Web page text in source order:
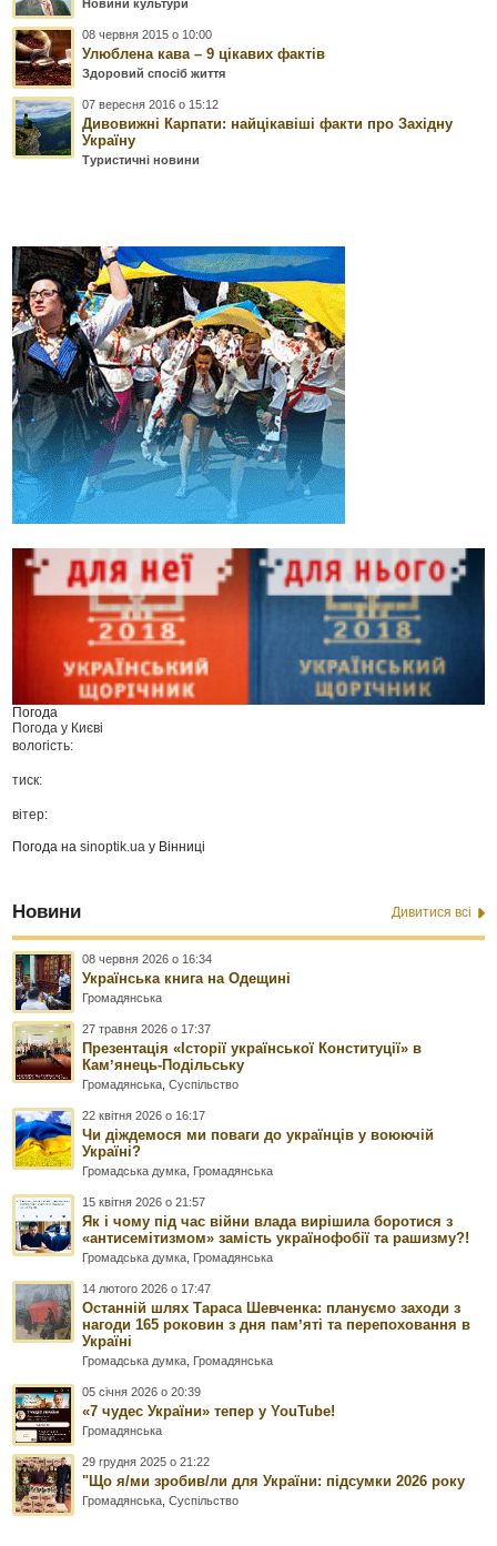
Новини культури
08 червня 2015 о 10:00
Улюблена кава – 9 цікавих фактів
Здоровий спосіб життя
07 вересня 2016 о 15:12
Дивовижні Карпати: найцікавіші факти про Західну
Україну
Туристичні новини
Погода
Погода у Києві
вологість:
тиск:
вітер:
Погода наsinoptik.ua у Вінниці
Новини Дивитися всі
08 червня 2026 о 16:34
Українська книга на Одещині
Громадянська
27 травня 2026 о 17:37
Презентація «Історії української Конституції» в
Камʼянець-Подільську
Громадянська ,Суспільство
22 квітня 2026 о 16:17
Чи діждемося ми поваги до українців у воюючій
Україні?
Громадська думка Громадянська
15 квітня 2026 о 21:57
Як і чому під час війни влада вирішила боротися з
«антисемітизмом» замість українофобії та рашизму?!
Громадська думка Громадянська
14 лютого 2026 о 17:47
Останній шлях Тараса Шевченка: плануємо заходи з
нагоди 165 роковин з дня памʼяті та перепоховання в
Україні
Громадська думка Громадянська
05 січня 2026 о 20:39
«7 чудес України» тепер у YouTube!
Громадянська
29 грудня 2025 о 21:22
"Що я/ми зробив/ли для України: підсумки 2026 року
Громадянська ,Суспільство